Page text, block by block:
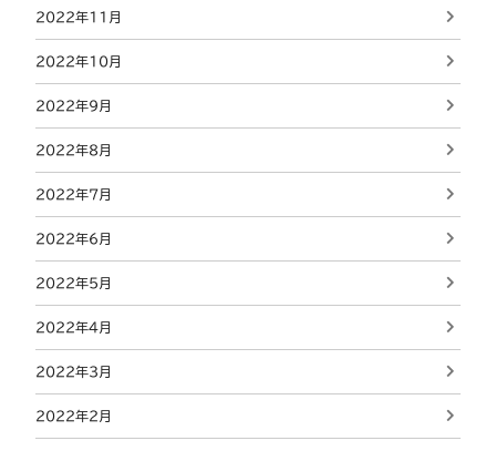
2022年11月
2022年10月
2022年9月
2022年8月
2022年7月
2022年6月
2022年5月
2022年4月
2022年3月
2022年2月